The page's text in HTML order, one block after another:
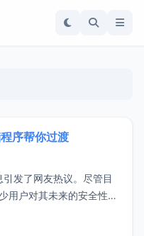
序帮你过渡
发了网友热议。尽管目
用户对其未来的安全性产
由于每个人的需求并不完